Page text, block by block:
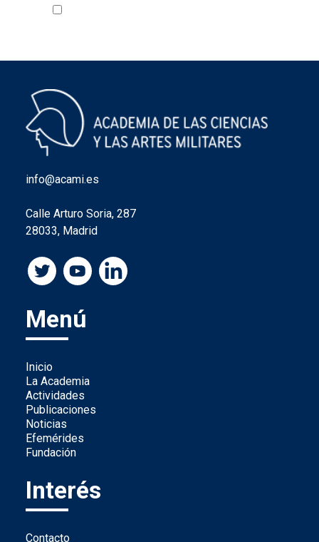
info@acami.es
Calle Arturo Soria, 287
28033, Madrid
Menú
Inicio
La Academia
Actividades
Publicaciones
Noticias
Efemérides
Fundación
Interés
Contacto